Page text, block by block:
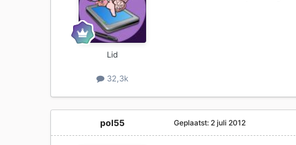
Lid
32,3k
pol55 Geplaatst: 2 juli 2012